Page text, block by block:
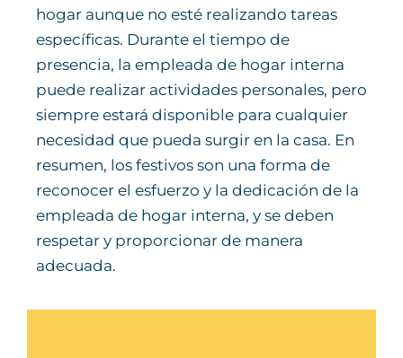
hogar aunque no esté realizando tareas
específicas. Durante el tiempo de
presencia, la empleada de hogar interna
puede realizar actividades personales, pero
siempre estará disponible para cualquier
necesidad que pueda surgir en la casa. En
resumen, los festivos son una forma de
reconocer el esfuerzo y la dedicación de la
empleada de hogar interna, y se deben
respetar y proporcionar de manera
adecuada.